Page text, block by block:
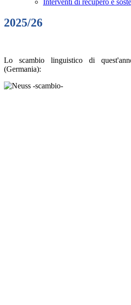
Interventi di recupero e
2025/26
Lo scambio linguistico di
(Germania):